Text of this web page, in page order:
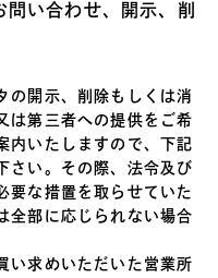
問い合わせ、開示、削
の開示、削除もしくは消
は第三者への提供をご希
内いたしますので、下記
さい。その際、法令及び
要な措置を取らせていた
全部に応じられない場合
い求めいただいた営業所